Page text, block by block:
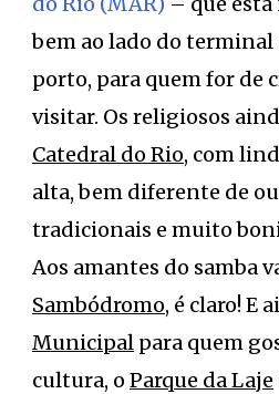
bem ao lado do terminal
porto, para quem for de
visitar. Os religiosos
Catedral do Rio, com
alta, bem diferente de
tradicionais e muito
Aos amantes do samba
Sambódromo, é claro! E
Municipal para quem
cultura, o Parque da Laje